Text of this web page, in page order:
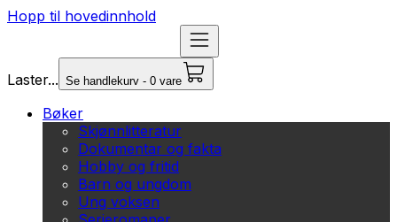
Hopp til hovedinnhold
Laster... Se handlekurv - 0 vare
Bøker
Skjønnlitteratur
Dokumentar og fakta
Hobby og fritid
Barn og ungdom
Ung voksen